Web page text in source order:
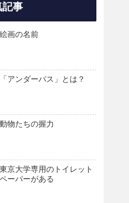
記事
絵画の名前
「アンダーパス」とは？
動物たちの握力
東京大学専用のトイレット
ペーパーがある